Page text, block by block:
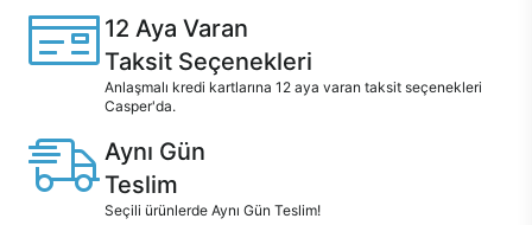
12 Aya Varan
Taksit Seçenekleri
Anlaşmalı kredi kartlarına 12 aya varan taksit seçenekleri
Casper'da.
Aynı Gün
Teslim
Seçili ürünlerde Aynı Gün Teslim!